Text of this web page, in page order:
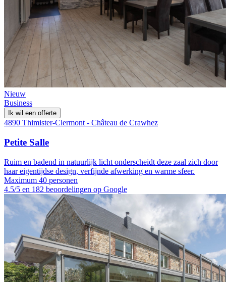
Nieuw
Business
Ik wil een offerte
4890 Thimister-Clermont - Château de Crawhez
Petite Salle
Ruim en badend in natuurlijk licht onderscheidt deze zaal zich door
haar eigentijdse design, verfijnde afwerking en warme sfeer.
Maximum 40 personen
4.5/5 en 182 beoordelingen op Google